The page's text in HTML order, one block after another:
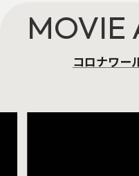
MOVIE
コロナワー